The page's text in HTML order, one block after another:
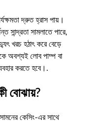
দ্রুত হ্রাস পায়।
সান্দ্রতা সামলাতে পারে,
খরচ হঠাৎ করে বেড়ে
অবশ্যই লোব পাম্প বা
করতে হবে।.
বোঝায়?
কেসিং-এর সাথে